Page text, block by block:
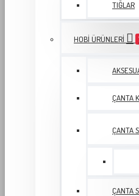
TIĞLAR
HOBI ÜRÜNLERI
ÇANTA
ÇANTA
ÇANTA